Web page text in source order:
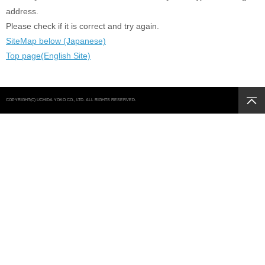
address.
Please check if it is correct and try again.
SiteMap below (Japanese)
Top page(English Site)
COPYRIGHT(C) UCHIDA YOKO CO., LTD. ALL RIGHTS RESERVED.